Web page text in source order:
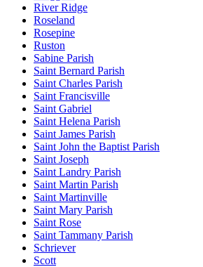
River Ridge
Roseland
Rosepine
Ruston
Sabine Parish
Saint Bernard Parish
Saint Charles Parish
Saint Francisville
Saint Gabriel
Saint Helena Parish
Saint James Parish
Saint John the Baptist Parish
Saint Joseph
Saint Landry Parish
Saint Martin Parish
Saint Martinville
Saint Mary Parish
Saint Rose
Saint Tammany Parish
Schriever
Scott